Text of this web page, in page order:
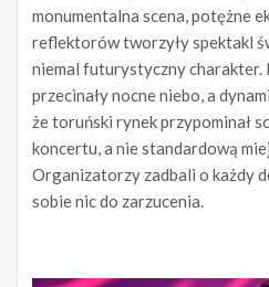
monumentalna scena, potężne
reflektorów tworzyły spektakl
niemal futurystyczny charakter.
przecinały nocne niebo, a
że toruński rynek przypominał
koncertu, a nie standardową
Organizatorzy zadbali o każdy
sobie nic do zarzucenia.